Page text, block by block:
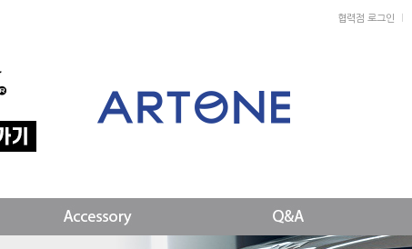
협력점 로그인